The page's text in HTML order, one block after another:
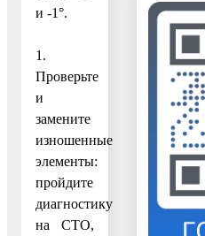
и -1°.
1.
Проверьте
и
замените
изношенные
элементы:
пройдите
диагностику
на СТО,